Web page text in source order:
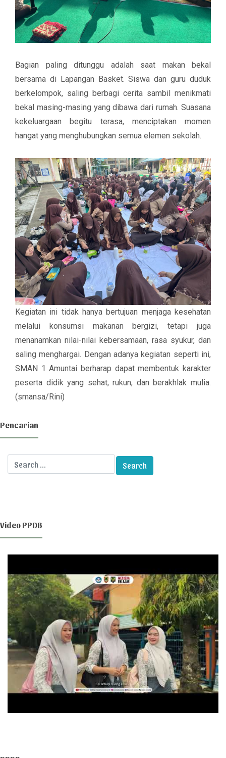
Bagian paling ditunggu adalah saat makan bekal
bersama di Lapangan Basket. Siswa dan guru duduk
berkelompok, saling berbagi cerita sambil menikmati
bekal masing-masing yang dibawa dari rumah. Suasana
kekeluargaan begitu terasa, menciptakan momen
hangat yang menghubungkan semua elemen sekolah.
Kegiatan ini tidak hanya bertujuan menjaga kesehatan
melalui konsumsi makanan bergizi, tetapi juga
menanamkan nilai-nilai kebersamaan, rasa syukur, dan
saling menghargai. Dengan adanya kegiatan seperti ini,
SMAN 1 Amuntai berharap dapat membentuk karakter
peserta didik yang sehat, rukun, dan berakhlak mulia.
(smansa/Rini)
Pencarian
Video PPDB